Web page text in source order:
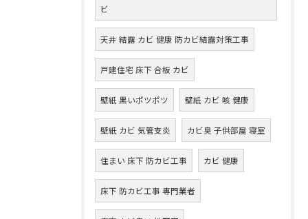
ビ
天井 結露 カビ 健康 防カビ結露対策工事
戸建住宅 床下 合板 カビ
壁紙 黒いポツポツ 壁紙 カビ 咳 健康
壁紙 カビ 気管支炎 カビ臭 子供部屋 寝室
住まい 床下 防カビ工事 カビ 健康
床下 防カビ工事 専門業者